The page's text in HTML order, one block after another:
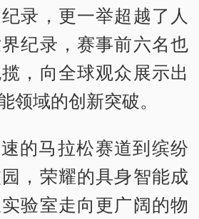
录，更一举超越了人
纪录，赛事前六名也
，向全球观众展示出
领域的创新突破。
的马拉松赛道到缤纷
，荣耀的具身智能成
验室走向更广阔的物